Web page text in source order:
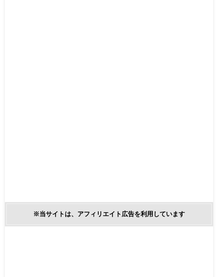
※当サイトは、アフィリエイト広告を利用しています